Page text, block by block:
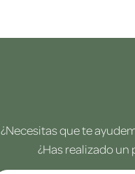
¿Necesitas que te
¿Has realizado